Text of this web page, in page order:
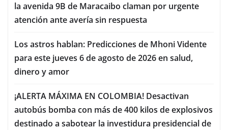
la avenida 9B de Maracaibo claman por urgente
atención ante avería sin respuesta
Los astros hablan: Predicciones de Mhoni Vidente
para este jueves 6 de agosto de 2026 en salud,
dinero y amor
¡ALERTA MÁXIMA EN COLOMBIA! Desactivan
autobús bomba con más de 400 kilos de explosivos
destinado a sabotear la investidura presidencial de